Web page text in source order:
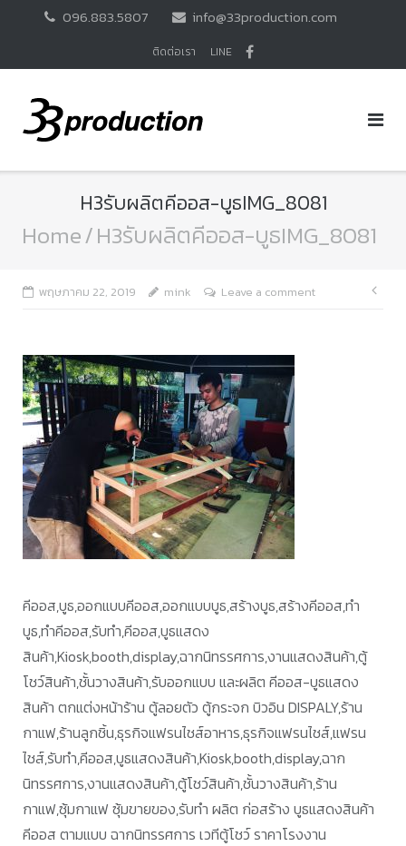
096.883.5807 info@33production.com
ติดต่อเรา LINE
H3รับผลิตคีออส-บูธIMG_8081
Home/H3รับผลิตคีออส-บูธIMG_8081
พฤษภาคม 22, 2019 mink Leave a comment
แน
คีออส,บูธ,ออกแบบคีออส,ออกแบบบูธ,สร้างบูธ,สร้างคีออส,ทำ
บูธ,ทำคีออส,รับทำ,คีออส,บูธแสดง
สินค้า,Kiosk,booth,display,ฉากนิทรรศการ,งานแสดงสินค้า,ตู้
โชว์สินค้า,ชั้นวางสินค้า,รับออกแบบ และผลิต คีออส-บูธแสดง
สินค้า ตกแต่งหน้าร้าน ตู้ลอยตัว ตู้กระจก บิวอิน DISPALY,ร้าน
กาแฟ,ร้านลูกชิ้น,ธุรกิจแฟรนไชส์อาหาร,ธุรกิจแฟรนไชส์,แฟรน
ไชส์,รับทำ,คีออส,บูธแสดงสินค้า,Kiosk,booth,display,ฉาก
นิทรรศการ,งานแสดงสินค้า,ตู้โชว์สินค้า,ชั้นวางสินค้า,ร้าน
กาแฟ,ซุ้มกาแฟ ซุ้มขายของ,รับทำ ผลิต ก่อสร้าง บูธแสดงสินค้า
คีออส ตามแบบ ฉากนิทรรศการ เวทีตู้โชว์ ราคาโรงงาน